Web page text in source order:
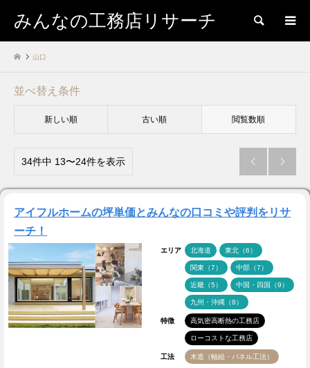
みんなの工務店リサーチ 検索
山口
並べ替え条件
新しい順 古い順 閲覧数順
34件中 13〜24件を表示  
アイフルホームの坪単価とみんなの口コミや評判をリサ
ーチ！
エリア 北海道 東北（6）
関東（7） 中部（7）
近畿（5） 中国・四国（9）
九州・沖縄（8）
特徴 高気密高断熱の工務店
ローコストな工務店
工法 木造（軸組・パネル工法）